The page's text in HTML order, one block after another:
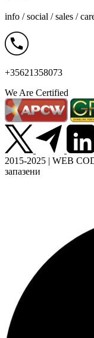
info / social / sales /
+35621358073
We Are Certified
2015-2025 | WEB
запазени